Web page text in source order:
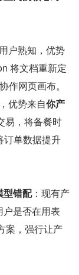
户熟知，优势
将文档重新定
作网页画布。
优势来自你产
易，将备餐时
订单数据提升
型错配：现有产
是否在用表
案，强行让产